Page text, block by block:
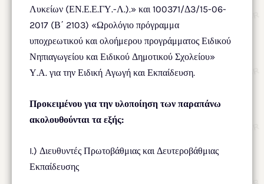
Λυκείων (ΕΝ.Ε.Ε.ΓΥ.-Λ.).» και 100371/Δ3/15-06-
2017 (Β΄ 2103) «Ωρολόγιο πρόγραμμα
υποχρεωτικού και ολοήμερου προγράμματος Ειδικού
Νηπιαγωγείου και Ειδικού Δημοτικού Σχολείου»
Υ.Α. για την Ειδική Αγωγή και Εκπαίδευση.
Προκειμένου για την υλοποίηση των παραπάνω
ακολουθούνται τα εξής:
I.) Διευθυντές Πρωτοβάθμιας και Δευτεροβάθμιας
Εκπαίδευσης